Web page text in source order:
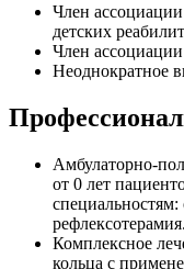
Член
детских
Член
Неоднократное
Амбулаторно-
от 0 лет
рефлексотерамия.
Комплексное
кольца с